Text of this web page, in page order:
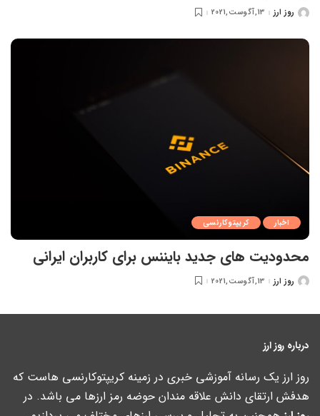
ارسالروز ارز 13,آگوست,2021
اخبار کریپتوکارنسی
محدودیت های جدید بایننس برای کاربران ایرانی
ارسالروز ارز 13,آگوست,2021
درباره روز ارز
روز ارز یک رسانه آموزشی خبری در زمینه کریپتوکارنسی هاست که
هدفش ارتقای دانش علاقه مندان حوضه رمز ارزها می باشد. در